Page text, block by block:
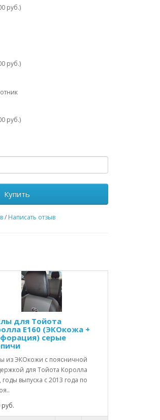
руб.)
руб.)
руб.)
Купить
/ Написать отзыв
для Тойота
Е160 (ЭКОкожа +
серые
из ЭКОкожи с поясничной
для Тойота Королла
годы выпуска с 2013 года по
руб.